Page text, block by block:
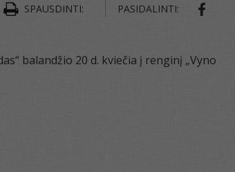
SPAUSDINTI: PASIDALINTI:
balandžio 20 d. kviečia į renginį „Vyno